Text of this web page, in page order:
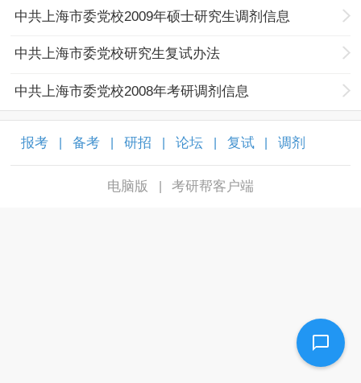
中共上海市委党校2009年硕士研究生调剂信息
中共上海市委党校研究生复试办法
中共上海市委党校2008年考研调剂信息
报考 备考 研招 论坛 复试 调剂
电脑版 考研帮客户端